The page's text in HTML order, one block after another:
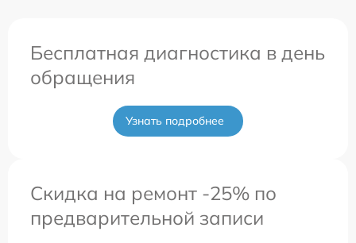
Бесплатная диагностика в день
обращения
Узнать подробнее
Скидка на ремонт -25% по
предварительной записи